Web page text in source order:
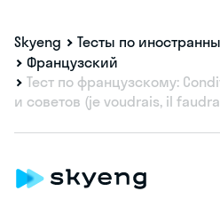
Skyeng
Тесты по
Французский
Тест по французскому:
и советов (je voudrais, il